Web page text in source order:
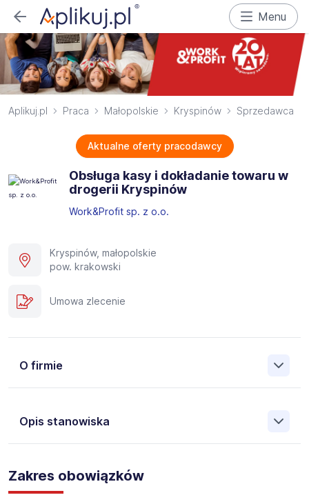
Menu
Aplikuj.pl Praca Małopolskie Kryspinów Sprzedawca
Aktualne oferty pracodawcy
Obsługa kasy i dokładanie towaru w
drogerii Kryspinów
Work&Profit sp. z o.o.
Kryspinów, małopolskie
pow. krakowski
Umowa zlecenie
O firmie
Opis stanowiska
Pośrednictwa Pracy i Doradztwa Personalnego Work &
Profit jest obecnie jedną z największych niezależnych
polskich agencji zatrudnienia. W ciągu wielu lat naszej
Zakres obowiązków